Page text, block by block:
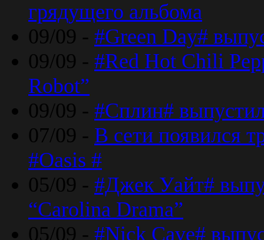
грядущего альбома
09/09 - #Green Day#
09/09 - #Red Hot Chili
Robot”
09/09 - #Сплин#
07/09 - В сети появился
#Oasis #
05/09 - #Джек Уайт#
“Carolina Drama”
05/09 - #Nick Cave#